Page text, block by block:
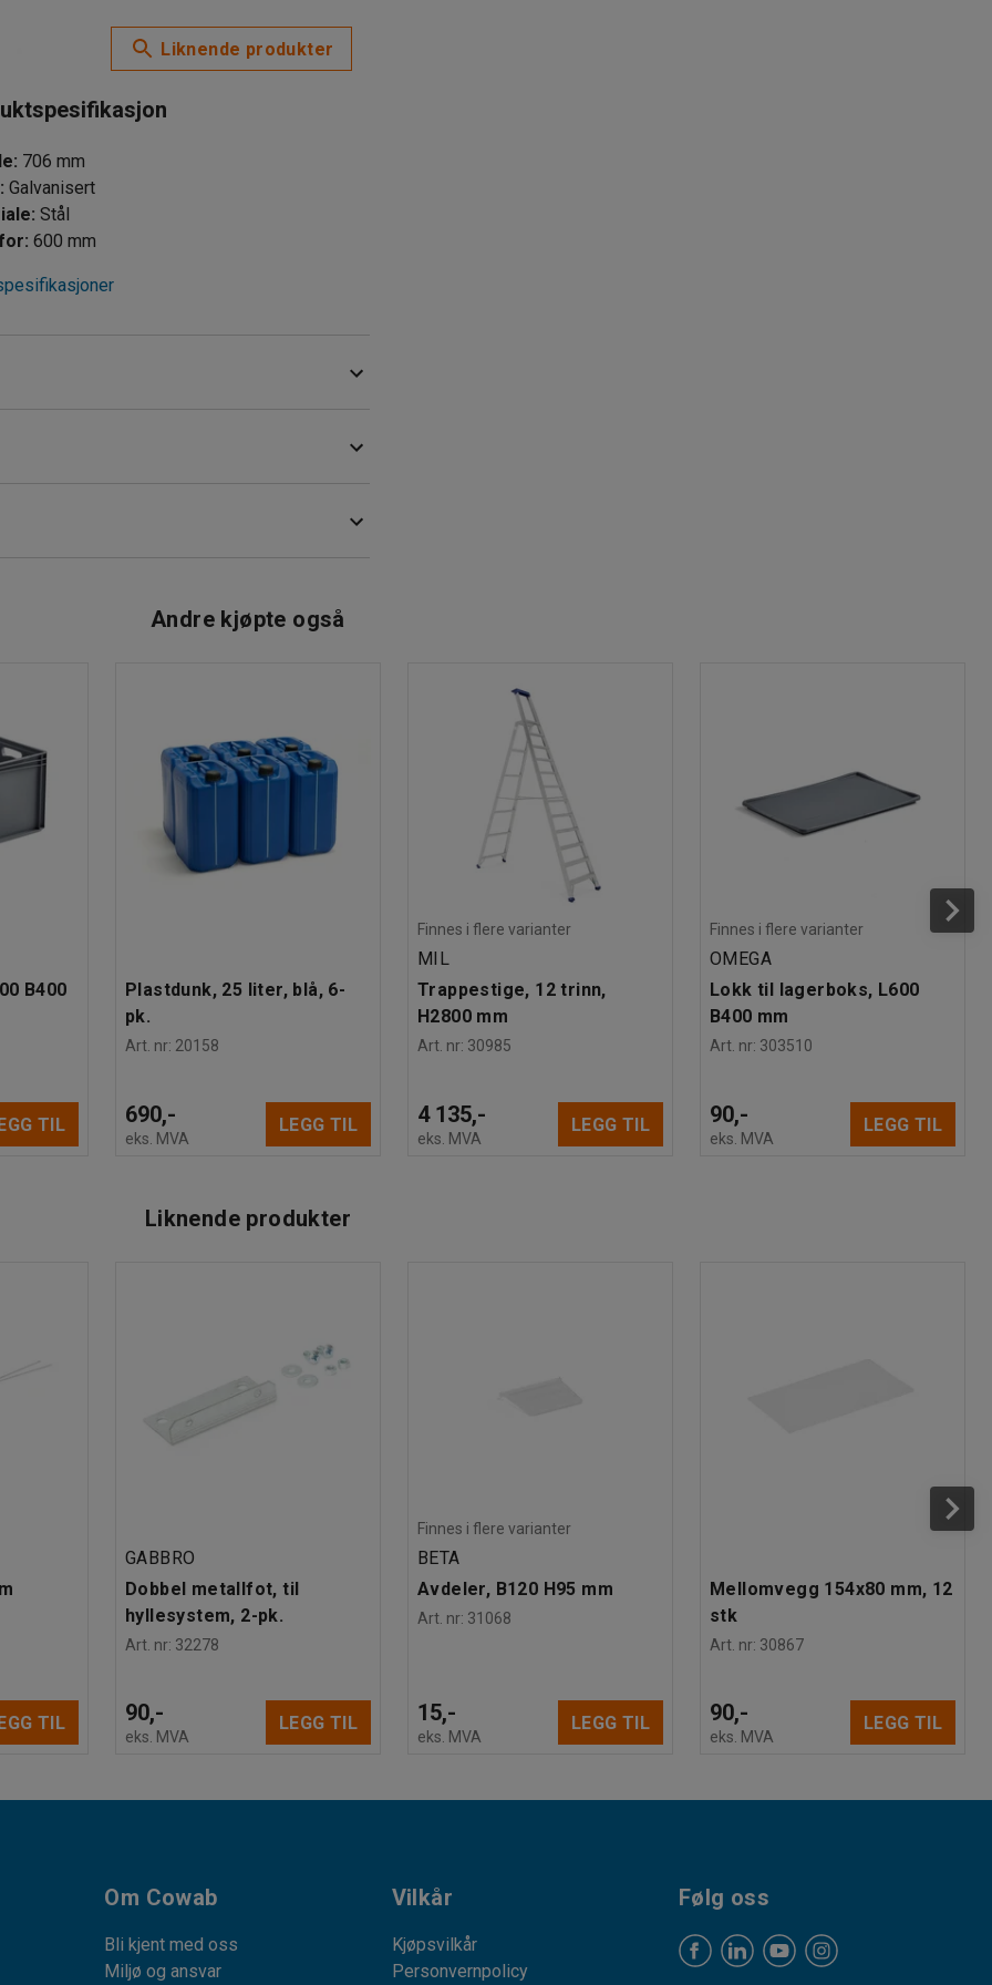
Liknende produkter
: 706 mm
: Galvanisert
: Stål
: 600 mm
Andre kjøpte også
B400
TIL
Plastdunk, 25 liter, blå, 6-
pk.
Art. nr: 20158
690,-
eks. MVA
LEGG TIL
Finnes i flere varianter
MIL
Trappestige, 12 trinn,
H2800 mm
Art. nr: 30985
4 135,-
eks. MVA
LEGG TIL
Finnes i flere varianter
OMEGA
Lokk til lagerboks, L600
B400 mm
Art. nr: 303510
90,-
eks. MVA
LEGG TIL
Liknende produkter
TIL
GABBRO
Dobbel metallfot, til
hyllesystem, 2-pk.
Art. nr: 32278
90,-
eks. MVA
LEGG TIL
Finnes i flere varianter
BETA
Avdeler, B120 H95 mm
Art. nr: 31068
15,-
eks. MVA
LEGG TIL
Mellomvegg 154x80 mm, 12
stk
Art. nr: 30867
90,-
eks. MVA
LEGG TIL
Om Cowab
Bli kjent med oss
Miljø og ansvar
Vilkår
Kjøpsvilkår
Personvernpolicy
Følg oss